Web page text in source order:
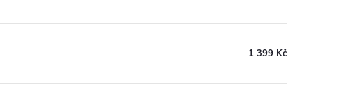
1 399 Kč